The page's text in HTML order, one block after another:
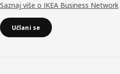
Saznaj više o IKEA Business Network
Učlani se